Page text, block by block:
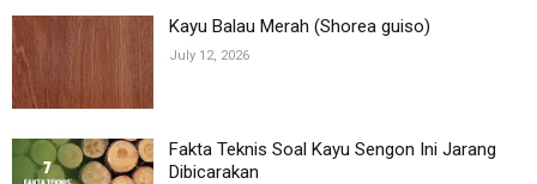
Kayu Balau Merah (Shorea guiso)
July 12, 2026
Fakta Teknis Soal Kayu Sengon Ini Jarang
Dibicarakan